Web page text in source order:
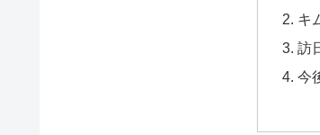
キ
訪
今